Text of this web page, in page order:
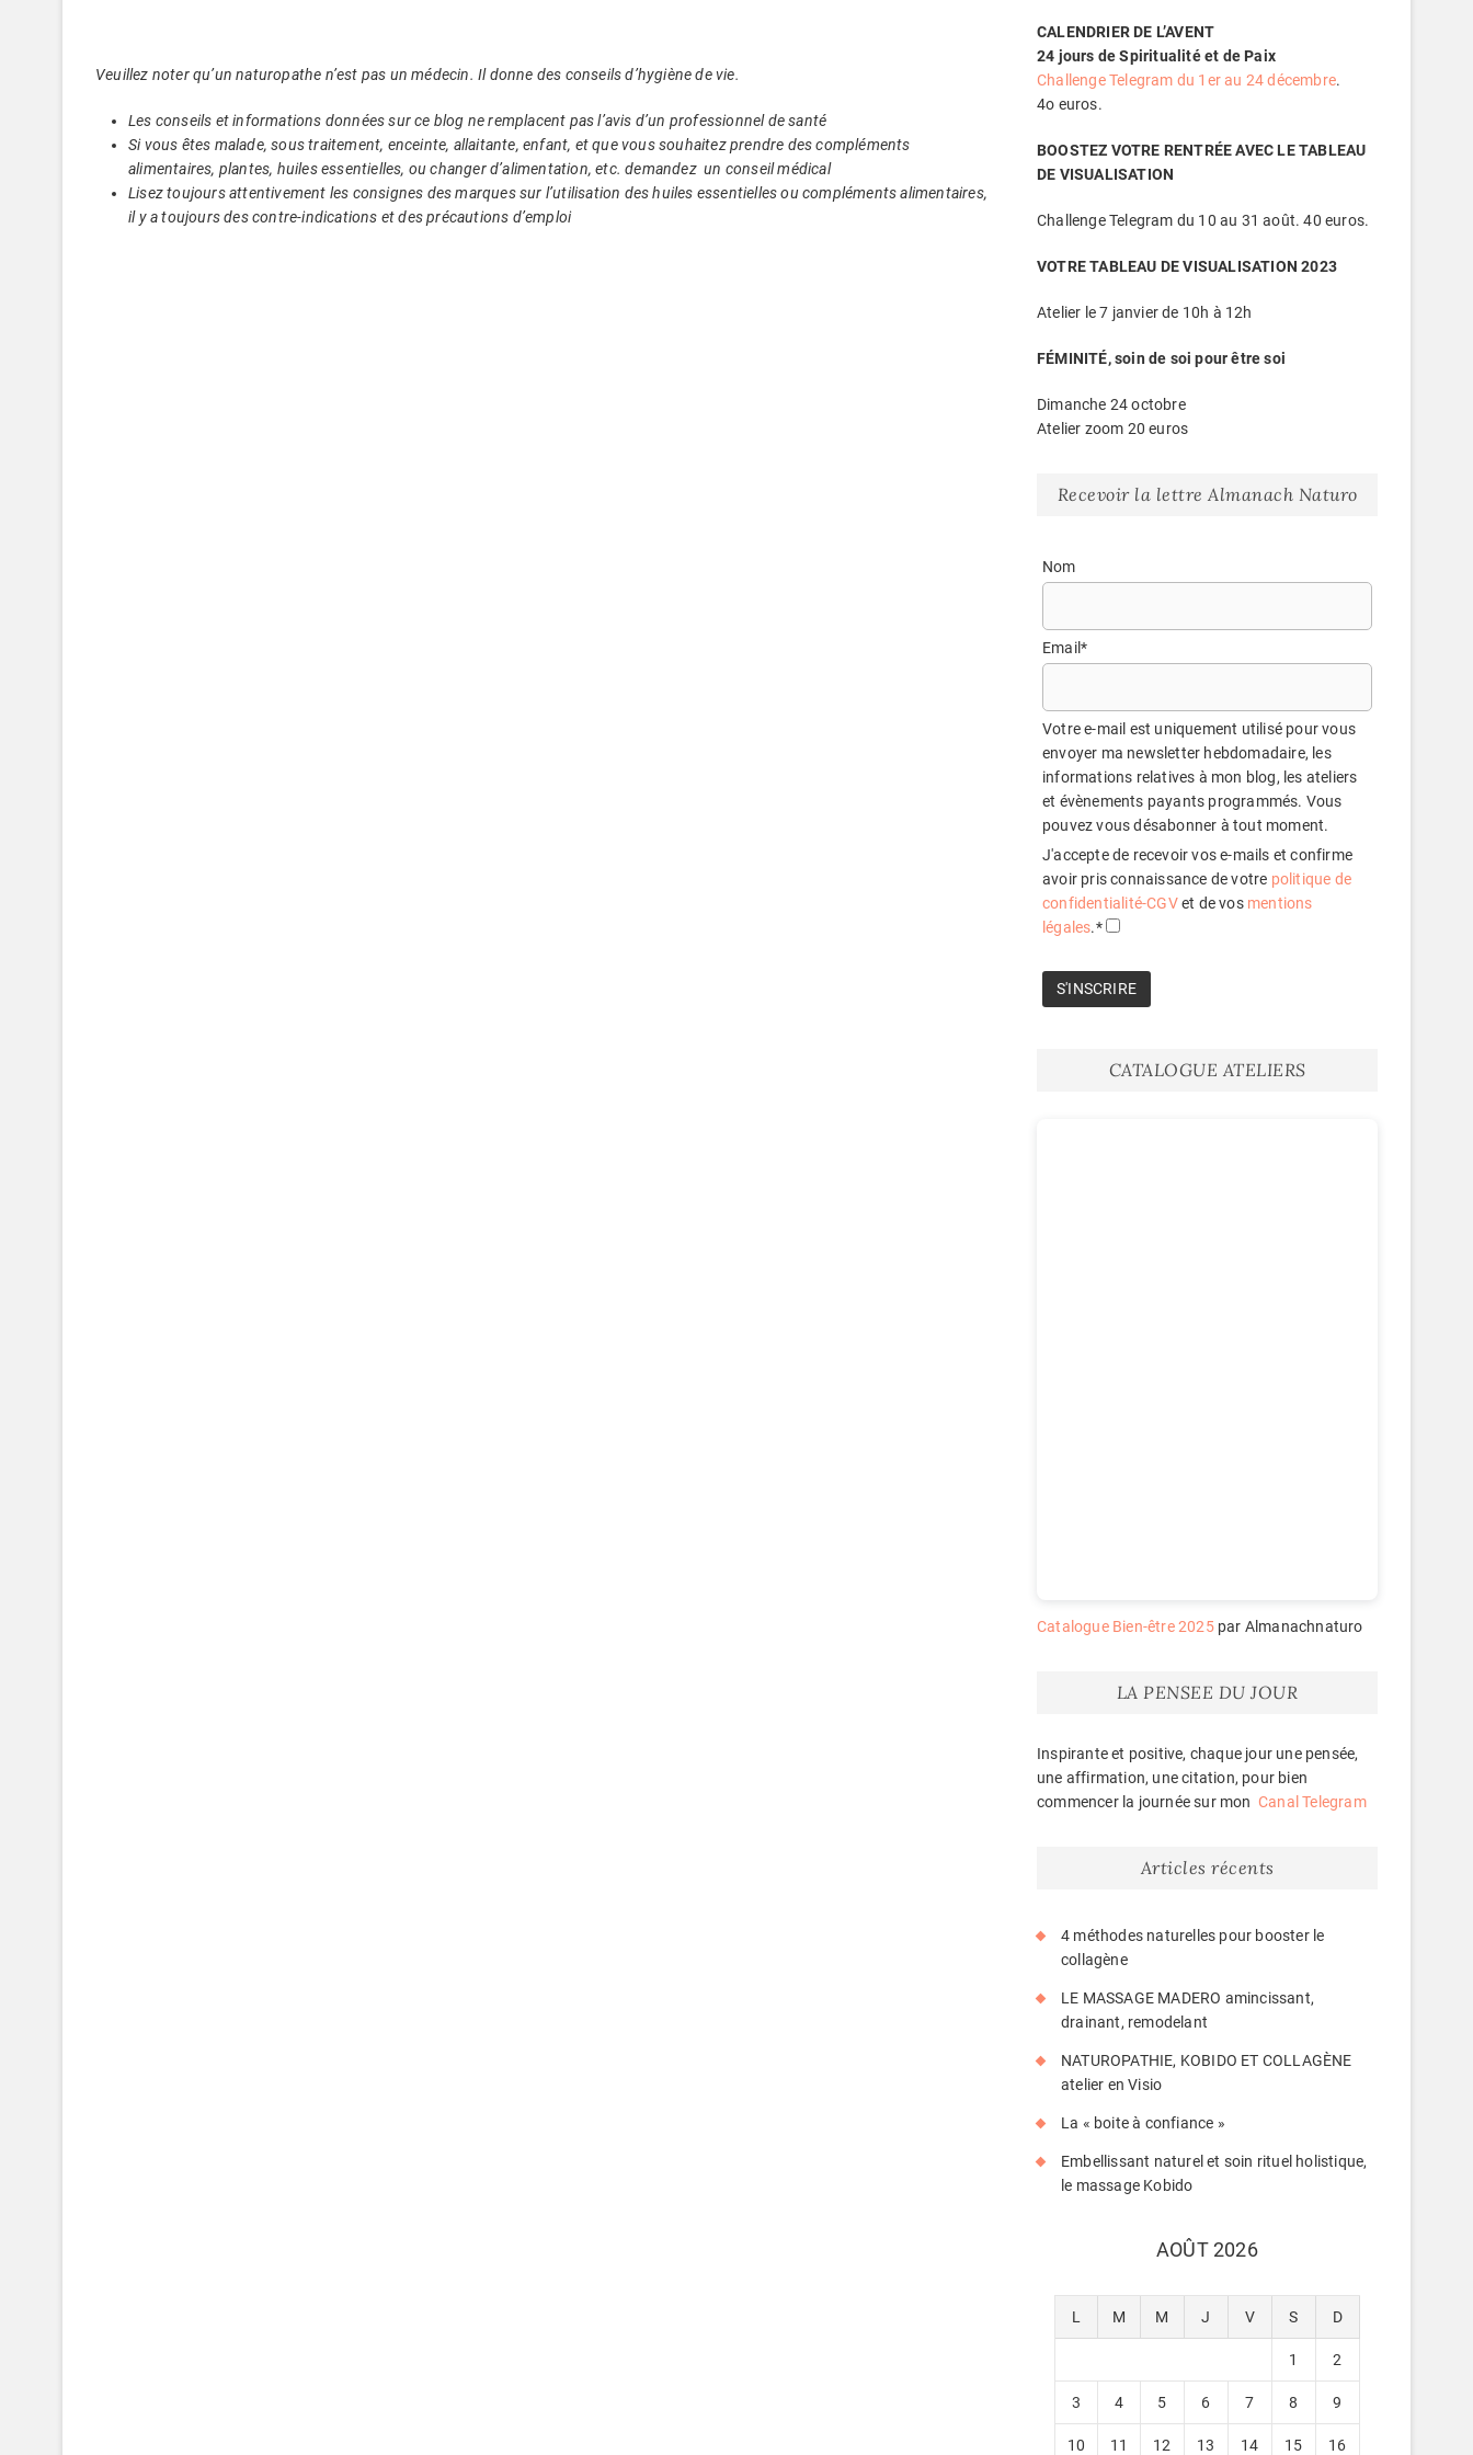
Veuillez noter qu’un naturopathe n’est pas un médecin. Il donne des conseils d’hygiène de vie.
Les conseils et informations données sur ce blog ne remplacent pas l’avis d’un professionnel de santé
Si vous êtes malade, sous traitement, enceinte, allaitante, enfant, et que vous souhaitez prendre des compléments
alimentaires, plantes, huiles essentielles, ou changer d’alimentation, etc. demandez un conseil médical
Lisez toujours attentivement les consignes des marques sur l’utilisation des huiles essentielles ou compléments alimentaires,
il y a toujours des contre-indications et des précautions d’emploi
CALENDRIER DE L’AVENT
24 jours de Spiritualité et de Paix
Challenge Telegram du 1er au 24 décembre.
4o euros.
BOOSTEZ VOTRE RENTRÉE AVEC LE TABLEAU
DE VISUALISATION
Challenge Telegram du 10 au 31 août. 40 euros.
VOTRE TABLEAU DE VISUALISATION 2023
Atelier le 7 janvier de 10h à 12h
FÉMINITÉ, soin de soi pour être soi
Dimanche 24 octobre
Atelier zoom 20 euros
Recevoir la lettre Almanach Naturo
Nom
Email*
Votre e-mail est uniquement utilisé pour vous
envoyer ma newsletter hebdomadaire, les
informations relatives à mon blog, les ateliers
et évènements payants programmés. Vous
pouvez vous désabonner à tout moment.
J'accepte de recevoir vos e-mails et confirme
avoir pris connaissance de votre politique de
confidentialité-CGVet de vos mentions
légales.*
CATALOGUE ATELIERS
Catalogue Bien-être 2025par Almanachnaturo
LA PENSEE DU JOUR
Inspirante et positive, chaque jour une pensée,
une affirmation, une citation, pour bien
commencer la journée sur mon Canal Telegram
Articles récents
4 méthodes naturelles pour booster le
collagène
LE MASSAGE MADERO amincissant,
drainant, remodelant
NATUROPATHIE, KOBIDO ET COLLAGÈNE
atelier en Visio
La « boite à confiance »
Embellissant naturel et soin rituel holistique,
le massage Kobido
AOÛT 2026
L M M J V S D
1 2
3 4 5 6 7 8 9
10 11 12 13 14 15 16